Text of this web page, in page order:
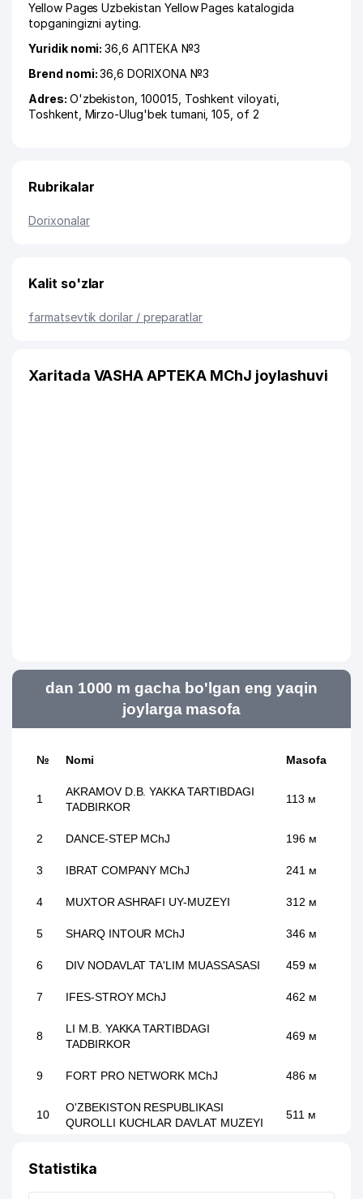
Yellow Pages Uzbekistan Yellow Pages katalogida
topganingizni ayting.
Yuridik nomi:36,6 АПТЕКА №3
Brend nomi:36,6 DORIXONA №3
Adres: O'zbekiston, 100015, Toshkent viloyati
Toshkent Mirzo-Ulug'bek tumani , 105, of 2
Rubrikalar
Dorixonalar
Kalit so'zlar
farmatsevtik dorilar / preparatlar
Xaritada VASHA APTEKA MChJ joylashuvi
dan 1000 m gacha bo'lgan eng yaqin
joylarga masofa
№ Nomi Masofa
1
AKRAMOV D.B. YAKKA TARTIBDAGI
TADBIRKOR
113 м
2 DANCE-STEP MChJ 196 м
3 IBRAT COMPANY MChJ 241 м
4 MUXTOR ASHRAFI UY-MUZEYI 312 м
5 SHARQ INTOUR MChJ 346 м
6 DIV NODAVLAT TA'LIM MUASSASASI 459 м
7 IFES-STROY MChJ 462 м
8
LI M.B. YAKKA TARTIBDAGI
TADBIRKOR
469 м
9 FORT PRO NETWORK MChJ 486 м
10
O'ZBEKISTON RESPUBLIKASI
QUROLLI KUCHLAR DAVLAT MUZEYI
511 м
11
CONSULTING MChJ
Statistika